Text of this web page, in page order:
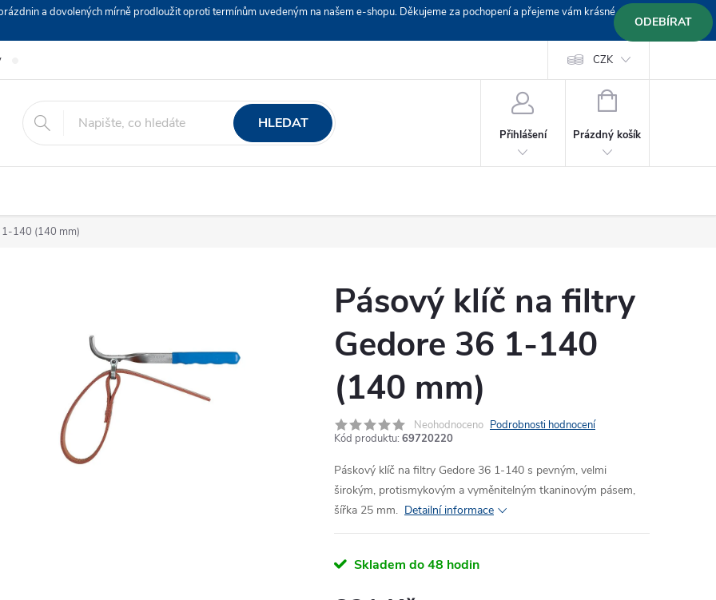
a dovolených mírně prodloužit oproti termínům uvedeným na našem e-shopu. Děkujeme za pochopení a přejeme vám krásné
Platba GoPay +420 603 319382
CZK
HLEDAT
Přihlášení
NÁKUPNÍ
Prázdný košík
1-140 (140 mm)
ODEBÍRAT
Pásový klíč na filtry
Gedore 36 1-140
(140 mm)
Neohodnoceno Podrobnosti hodnocení
Kód produktu: 69720220
Páskový klíč na filtry Gedore 36 1-140 s pevným, velmi
širokým, protismykovým a vyměnitelným tkaninovým pásem,
šířka 25 mm. Detailní informace
Skladem do 48 hodin